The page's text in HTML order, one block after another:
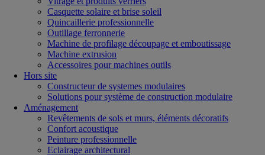
Casquette solaire et brise soleil
Quincaillerie professionnelle
Outillage ferronnerie
Machine de profilage découpage et emboutissage
Machine extrusion
Accessoires pour machines outils
Hors site
Constructeur de systemes modulaires
Solutions pour système de construction modulaire
Aménagement
Revêtements de sols et murs, éléments décoratifs
Confort acoustique
Peinture professionnelle
Eclairage architectural